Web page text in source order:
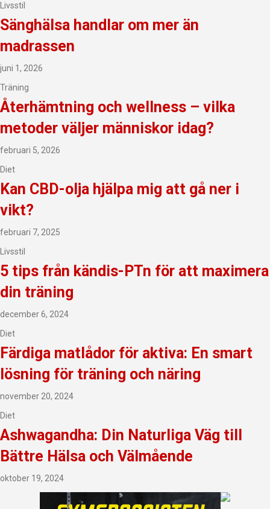
Livsstil
Sänghälsa handlar om mer än
madrassen
juni 1, 2026
Träning
Återhämtning och wellness – vilka
metoder väljer människor idag?
februari 5, 2026
Diet
Kan CBD-olja hjälpa mig att gå ner i
vikt?
februari 7, 2025
Livsstil
5 tips från kändis-PTn för att maximera
din träning
december 6, 2024
Diet
Färdiga matlådor för aktiva: En smart
lösning för träning och näring
november 20, 2024
Diet
Ashwagandha: Din Naturliga Väg till
Bättre Hälsa och Välmående
oktober 19, 2024